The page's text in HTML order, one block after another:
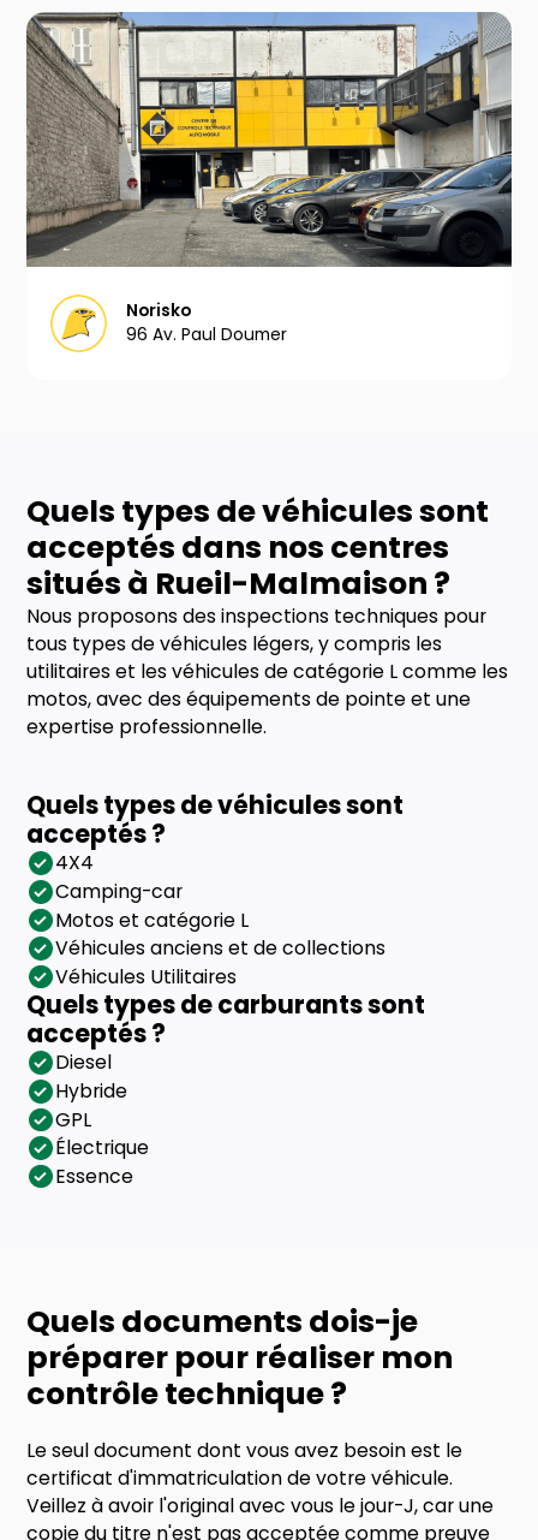
Norisko
96 Av. Paul Doumer
Quels types de véhicules sont
acceptés dans nos centres
situés à Rueil-Malmaison ?
Nous proposons des inspections techniques pour
tous types de véhicules légers, y compris les
utilitaires et les véhicules de catégorie L comme les
motos, avec des équipements de pointe et une
expertise professionnelle.
Quels types de véhicules sont
acceptés ?
4X4
Camping-car
Motos et catégorie L
Véhicules anciens et de collections
Véhicules Utilitaires
Quels types de carburants sont
acceptés ?
Diesel
Hybride
GPL
Électrique
Essence
Quels documents dois-je
préparer pour réaliser mon
contrôle technique ?
Le seul document dont vous avez besoin est le
certificat d'immatriculation de votre véhicule.
Veillez à avoir l'original avec vous le jour-J, car une
copie du titre n'est pas acceptée comme preuve